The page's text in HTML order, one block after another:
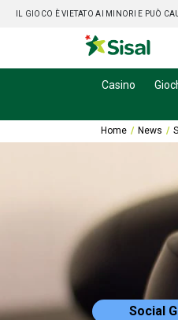
IL GIOCO È VIETATO AI MINORI E PUÒ
Casino
Home News
Social